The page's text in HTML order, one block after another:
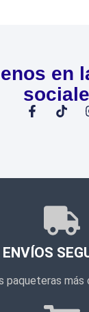
en
ENVÍOS
paqueteras